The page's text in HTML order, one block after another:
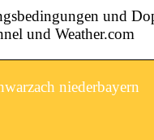
und
und Weather.com
niederbayern